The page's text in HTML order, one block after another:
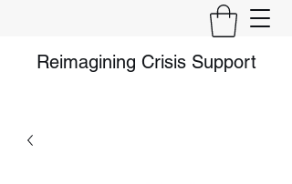
Reimagining Crisis Support